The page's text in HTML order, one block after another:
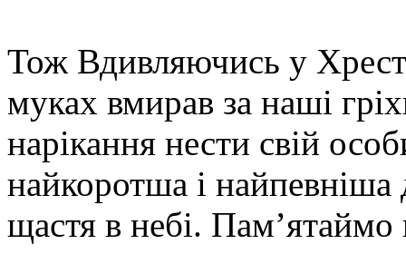
Тож Вдивляючись у
муках вмирав за наші
нарікання нести свій
найкоротша і
щастя в небі.